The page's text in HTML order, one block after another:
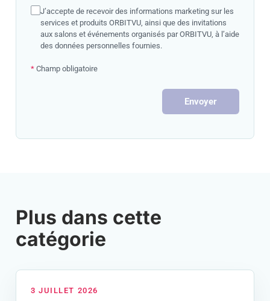
J’accepte de recevoir des informations marketing sur les
services et produits ORBITVU, ainsi que des invitations
aux salons et événements organisés par ORBITVU, à l’aide
des données personnelles fournies.
* Champ obligatoire
Envoyer
Plus dans cette
catégorie
3 JUILLET 2026